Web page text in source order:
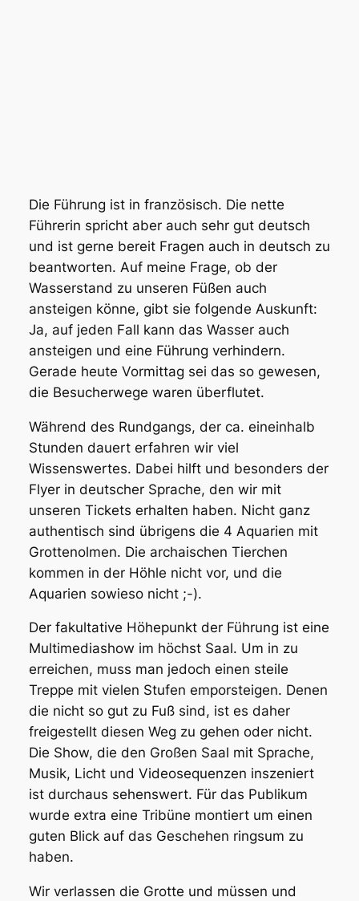
Die Führung ist in französisch. Die nette
Führerin spricht aber auch sehr gut deutsch
und ist gerne bereit Fragen auch in deutsch zu
beantworten. Auf meine Frage, ob der
Wasserstand zu unseren Füßen auch
ansteigen könne, gibt sie folgende Auskunft:
Ja, auf jeden Fall kann das Wasser auch
ansteigen und eine Führung verhindern.
Gerade heute Vormittag sei das so gewesen,
die Besucherwege waren überflutet.
Während des Rundgangs, der ca. eineinhalb
Stunden dauert erfahren wir viel
Wissenswertes. Dabei hilft und besonders der
Flyer in deutscher Sprache, den wir mit
unseren Tickets erhalten haben. Nicht ganz
authentisch sind übrigens die 4 Aquarien mit
Grottenolmen. Die archaischen Tierchen
kommen in der Höhle nicht vor, und die
Aquarien sowieso nicht ;-).
Der fakultative Höhepunkt der Führung ist eine
Multimediashow im höchst Saal. Um in zu
erreichen, muss man jedoch einen steile
Treppe mit vielen Stufen emporsteigen. Denen
die nicht so gut zu Fuß sind, ist es daher
freigestellt diesen Weg zu gehen oder nicht.
Die Show, die den Großen Saal mit Sprache,
Musik, Licht und Videosequenzen inszeniert
ist durchaus sehenswert. Für das Publikum
wurde extra eine Tribüne montiert um einen
guten Blick auf das Geschehen ringsum zu
haben.
Wir verlassen die Grotte und müssen und